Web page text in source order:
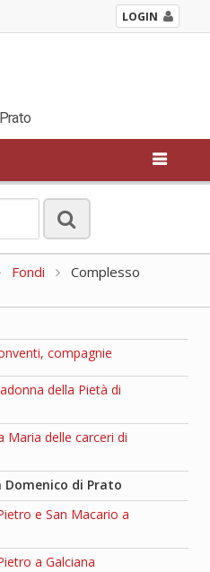
LOGIN
Fondi
Complesso
compagnie
della Pietà di
Maria delle carceri di
Domenico di Prato
e San Macario a
a Galciana